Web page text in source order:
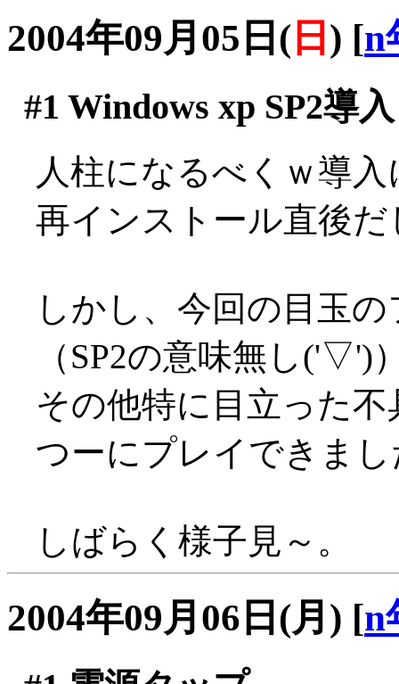
2004年09月05日( 日 ) [n
#1 Windows xp SP2導入
人柱になるべくｗ導
再インストール直後だ
しかし、今回の目玉
（SP2の意味無し('▽')
その他特に目立った
つーにプレイできま
しばらく様子見～。
2004年09月06日(月) [n